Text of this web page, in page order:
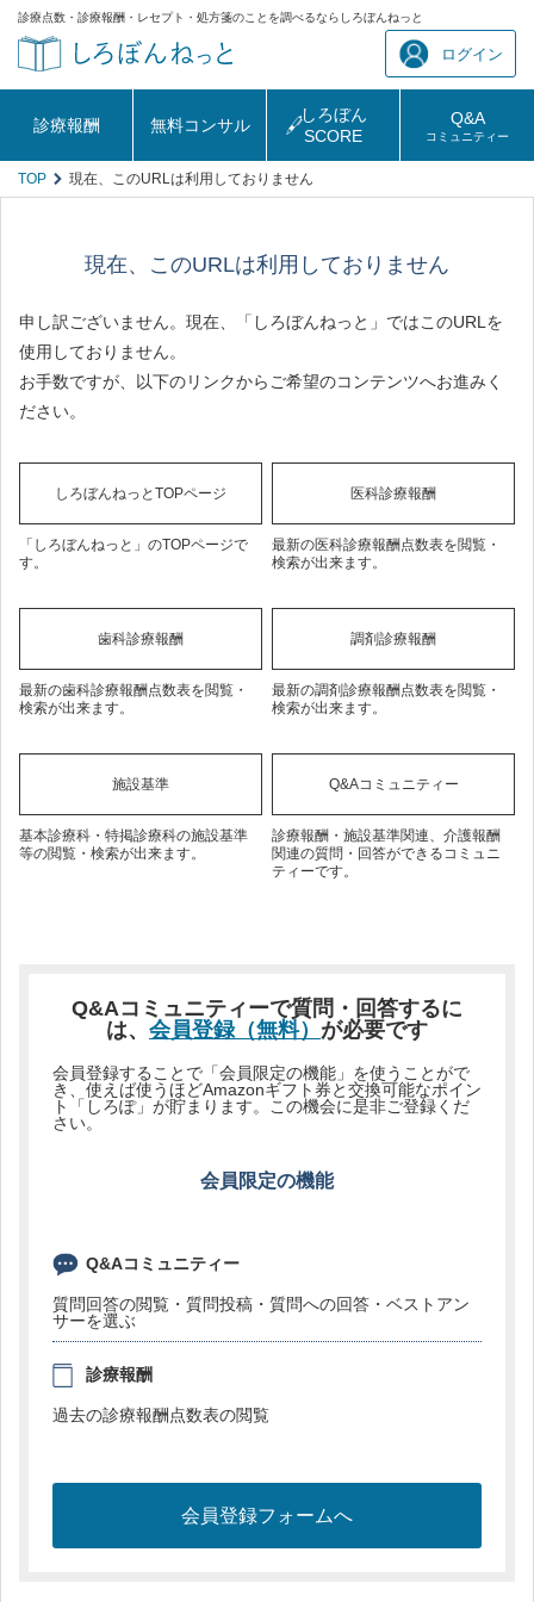
診療点数・診療報酬・レセプト・処方箋のことを調べるならしろぼんねっと
ログイン
診療報酬 無料コンサル
しろぼん
SCORE
Q&A
コミュニティー
TOP 現在、このURLは利用しておりません
現在、このURLは利用しておりません
申し訳ございません。現在、「しろぼんねっと」ではこのURLを
使用しておりません。
お手数ですが、以下のリンクからご希望のコンテンツへお進みく
ださい。
しろぼんねっとTOPページ
「しろぼんねっと」のTOPページで
す。
医科診療報酬
最新の医科診療報酬点数表を閲覧・
検索が出来ます。
歯科診療報酬
最新の歯科診療報酬点数表を閲覧・
検索が出来ます。
調剤診療報酬
最新の調剤診療報酬点数表を閲覧・
検索が出来ます。
施設基準
基本診療科・特掲診療科の施設基準
等の閲覧・検索が出来ます。
Q&Aコミュニティー
診療報酬・施設基準関連、介護報酬
関連の質問・回答ができるコミュニ
ティーです。
Q&Aコミュニティーで質問・回答するに
は、 会員登録（無料） が必要です
会員登録することで「会員限定の機能」を使うことがで
き、使えば使うほどAmazonギフト券と交換可能なポイン
ト「しろぽ」が貯まります。この機会に是非ご登録くだ
さい。
会員限定の機能
Q&Aコミュニティー
質問回答の閲覧・質問投稿・質問への回答・ベストアン
サーを選ぶ
診療報酬
過去の診療報酬点数表の閲覧
会員登録フォームへ